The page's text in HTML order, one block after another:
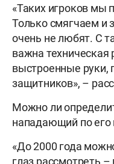
«Таких игроков мы
Только смягчаем и
очень не любят. С
важна техническая
выстроенные руки,
защитников», –
Можно ли
нападающий по его
«До 2000 года
глаз рассмотреть